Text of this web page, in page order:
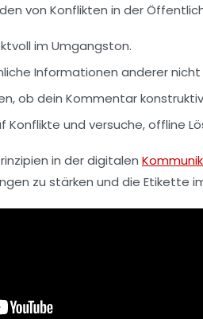
von Konflikten in der
im Umgangston.
Informationen anderer nicht
ob dein Kommentar
Konflikte und versuche, offline
in der digitalen
zu stärken und die Etikette